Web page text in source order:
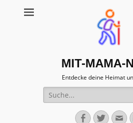
MIT-MAMA-
Entdecke deine Heimat
Suche
für:
Facebook